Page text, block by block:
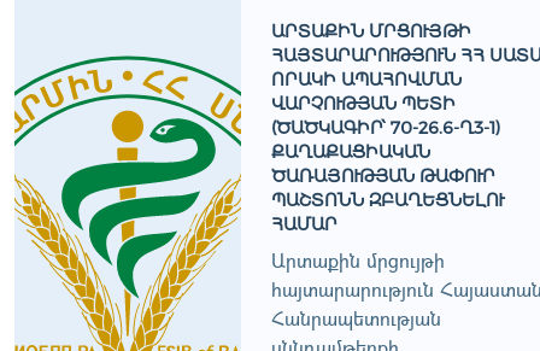
ԱՐՏԱՔԻՆ ՄՐՑՈՒՅԹԻ
ՀԱՅՏԱՐԱՐՈՒԹՅՈՒՆ ՀՀ
ՈՐԱԿԻ ԱՊԱՀՈՎՄԱՆ
ՎԱՐՉՈՒԹՅԱՆ ՊԵՏԻ
(ԾԱԾԿԱԳԻՐ՝ 70-26.6-Ղ3-1)
ՔԱՂԱՔԱՑԻԱԿԱՆ
ԾԱՌԱՅՈՒԹՅԱՆ ԹԱՓՈՒՐ
ՊԱՇՏՈՆՆ ԶԲԱՂԵՑՆԵԼՈՒ
ՀԱՄԱՐ
Արտաքին մրցույթի
հայտարարություն
Հանրապետության